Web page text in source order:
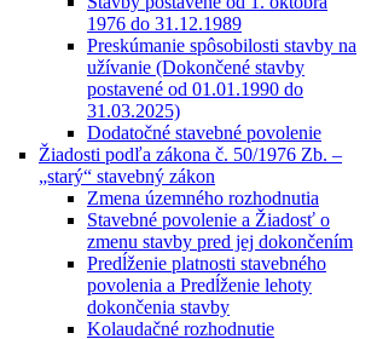
1976 do 31.12.1989
Preskúmanie spôsobilosti stavby na
užívanie (Dokončené stavby
postavené od 01.01.1990 do
31.03.2025)
Dodatočné stavebné povolenie
Žiadosti podľa zákona č. 50/1976 Zb. –
„starý“ stavebný zákon
Zmena územného rozhodnutia
Stavebné povolenie a Žiadosť o
zmenu stavby pred jej dokončením
Predĺženie platnosti stavebného
povolenia a Predĺženie lehoty
dokončenia stavby
Kolaudačné rozhodnutie